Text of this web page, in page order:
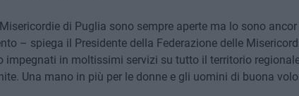
di Puglia sono sempre aperte ma lo sono
– spiega il Presidente della Federazione delle
impegnati in moltissimi servizi su tutto il territorio
Una mano in più per le donne e gli uomini di buona